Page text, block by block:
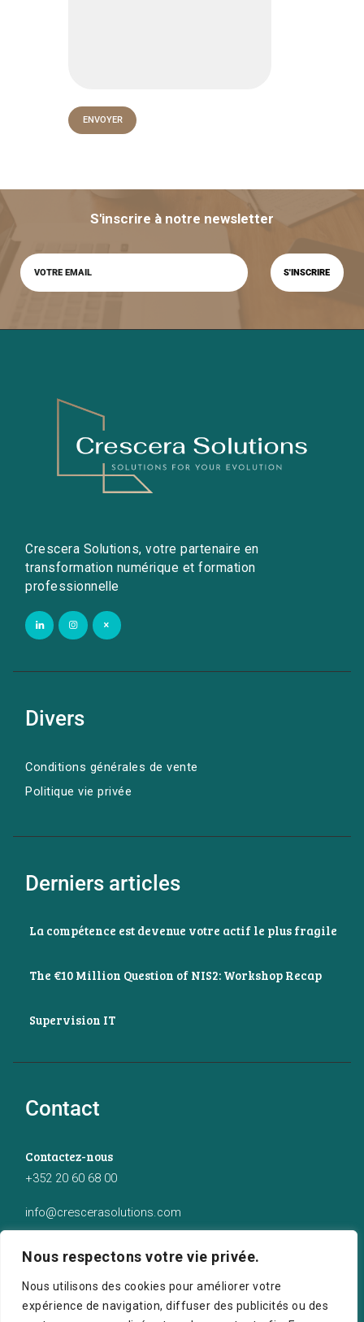
Nous respectons votre vie privée.
Nous utilisons des cookies pour améliorer votre
expérience de navigation, diffuser des publicités ou des
S'inscrire à notre newsletter
Crescera Solutions, votre partenaire en
transformation numérique et formation
professionnelle
Divers
Conditions générales de vente
Politique vie privée
Derniers articles
La compétence est devenue votre actif le plus fragile
The €10 Million Question of NIS2: Workshop Recap
Supervision IT
Contact
Contactez-nous
+352 20 60 68 00
info@crescerasolutions.com
50 route d’Esch (2ème étage), Luxembourg